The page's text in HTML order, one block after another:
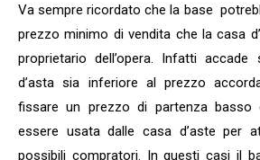
Va sempre ricordato che la base
prezzo minimo di vendita che la casa
proprietario dell’opera. Infatti
d’asta sia inferiore al prezzo
fissare un prezzo di partenza
essere usata dalle casa d’aste per
possibili compratori. In questi casi il